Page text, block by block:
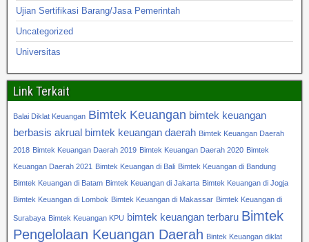
Ujian Sertifikasi Barang/Jasa Pemerintah
Uncategorized
Universitas
Link Terkait
Balai Diklat Keuangan Bimtek Keuangan bimtek keuangan
berbasis akrual bimtek keuangan daerah Bimtek Keuangan Daerah
2018 Bimtek Keuangan Daerah 2019 Bimtek Keuangan Daerah 2020 Bimtek
Keuangan Daerah 2021 Bimtek Keuangan di Bali Bimtek Keuangan di Bandung
Bimtek Keuangan di Batam Bimtek Keuangan di Jakarta Bimtek Keuangan di Jogja
Bimtek Keuangan di Lombok Bimtek Keuangan di Makassar Bimtek Keuangan di
Surabaya Bimtek Keuangan KPU bimtek keuangan terbaru Bimtek
Pengelolaan Keuangan Daerah Bintek Keuangan diklat